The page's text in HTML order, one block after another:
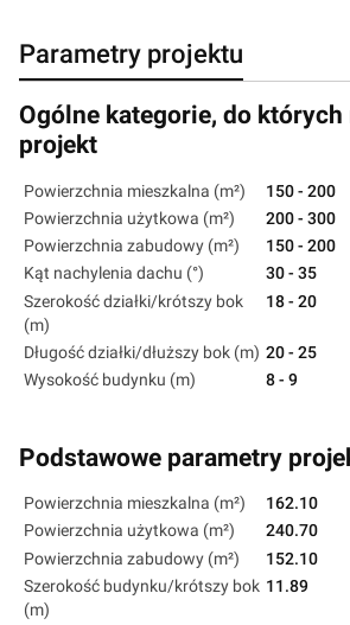
Parametry projektu
Ogólne kategorie, do których
projekt
Powierzchnia mieszkalna (m²)
150 - 200
Powierzchnia użytkowa (m²)
200 - 300
Powierzchnia zabudowy (m²)
150 - 200
Kąt nachylenia dachu (°)
30 - 35
Szerokość działki/krótszy bok
(m)
18 - 20
Długość działki/dłuższy bok (m) 20 - 25
Wysokość budynku (m)
8 - 9
Podstawowe parametry
Powierzchnia mieszkalna (m²)
162.10
Powierzchnia użytkowa (m²)
240.70
Powierzchnia zabudowy (m²)
152.10
Szerokość budynku/krótszy bok
(m)
11.89